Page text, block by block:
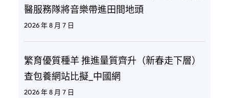
醫服務隊將音樂帶進田間地頭
2026 年 8 月 7 日
繁育優質種羊 推進量質齊升（新春走下層）
查包養網站比擬_中國網
2026 年 8 月 7 日